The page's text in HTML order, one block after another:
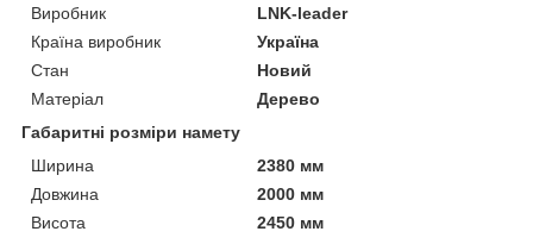
Виробник
LNK-leader
Країна виробник
Україна
Стан
Новий
Матеріал
Дерево
Габаритні розміри намету
Ширина
2380 мм
Довжина
2000 мм
Висота
2450 мм